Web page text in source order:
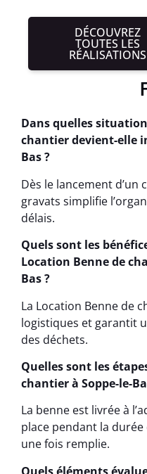
DÉCOUVREZ
TOUTES LES
RÉALISATIONS
Dans quelles
chantier devient-elle
Bas ?
Dès le lancement
gravats simplifie
délais.
Quels sont les
Location Benne de
Bas ?
La Location Benne de
logistiques et garantit
des déchets.
Quelles sont les
chantier à Soppe-le-
La benne est livrée à
place pendant la
une fois remplie.